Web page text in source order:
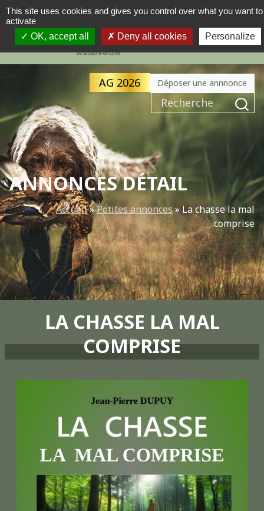
NAVIGATION PRINCIPALE
MENU
AG 2026 Déposer une annnonce
Recherche pour :
ANNONCES DÉTAIL
Accueil»Petites annonces» La chasse la mal
comprise
LA CHASSE LA MAL
COMPRISE
This site uses cookies and gives you control over what you want to
activate
OK, accept all
Deny all cookies Personalize